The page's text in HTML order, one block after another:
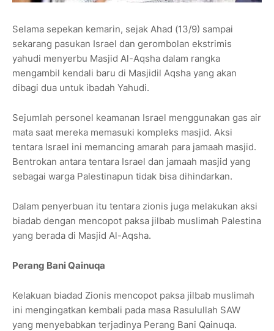
Selama sepekan kemarin, sejak Ahad (13/9) sampai
sekarang pasukan Israel dan gerombolan ekstrimis
yahudi menyerbu Masjid Al-Aqsha dalam rangka
mengambil kendali baru di Masjidil Aqsha yang akan
dibagi dua untuk ibadah Yahudi.
Sejumlah personel keamanan Israel menggunakan gas air
mata saat mereka memasuki kompleks masjid. Aksi
tentara Israel ini memancing amarah para jamaah masjid.
Bentrokan antara tentara Israel dan jamaah masjid yang
sebagai warga Palestinapun tidak bisa dihindarkan.
Dalam penyerbuan itu tentara zionis juga melakukan aksi
biadab dengan mencopot paksa jilbab muslimah Palestina
yang berada di Masjid Al-Aqsha.
Perang Bani Qainuqa
Kelakuan biadad Zionis mencopot paksa jilbab muslimah
ini mengingatkan kembali pada masa Rasulullah SAW
yang menyebabkan terjadinya Perang Bani Qainuqa.